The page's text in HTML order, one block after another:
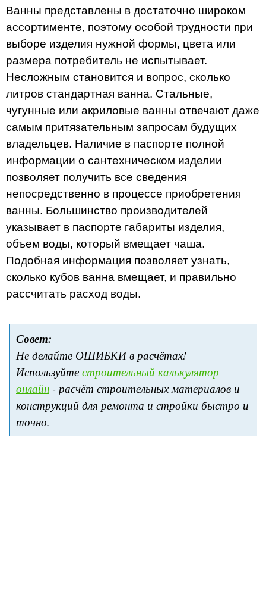
Ванны представлены в достаточно широком
ассортименте, поэтому особой трудности при
выборе изделия нужной формы, цвета или
размера потребитель не испытывает.
Несложным становится и вопрос, сколько
литров стандартная ванна. Стальные,
чугунные или акриловые ванны отвечают даже
самым притязательным запросам будущих
владельцев. Наличие в паспорте полной
информации о сантехническом изделии
позволяет получить все сведения
непосредственно в процессе приобретения
ванны. Большинство производителей
указывает в паспорте габариты изделия,
объем воды, который вмещает чаша.
Подобная информация позволяет узнать,
сколько кубов ванна вмещает, и правильно
рассчитать расход воды.
Совет:
Не делайте ОШИБКИ в расчётах!
Используйте строительный калькулятор
онлайн - расчёт строительных материалов и
конструкций для ремонта и стройки быстро и
точно.